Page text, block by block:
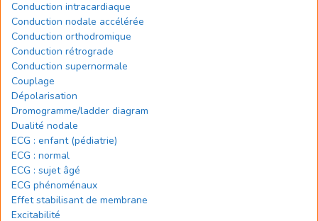
Conduction intracardiaque
Conduction nodale accélérée
Conduction orthodromique
Conduction rétrograde
Conduction supernormale
Couplage
Dépolarisation
Dromogramme/ladder diagram
Dualité nodale
ECG : enfant (pédiatrie)
ECG : normal
ECG : sujet âgé
ECG phénoménaux
Effet stabilisant de membrane
Excitabilité